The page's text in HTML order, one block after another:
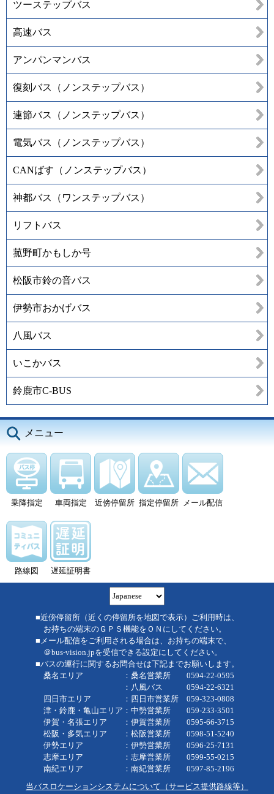
ツーステップバス
高速バス
アンパンマンバス
復刻バス（ノンステップバス）
連節バス（ノンステップバス）
電気バス（ノンステップバス）
CANばす（ノンステップバス）
神都バス（ワンステップバス）
リフトバス
菰野町かもしか号
松阪市鈴の音バス
伊勢市おかげバス
八風バス
いこかバス
鈴鹿市C-BUS
メニュー
乗降指定 車両指定 近傍停留所 指定停留所 メール配信
路線図 遅延証明書
■近傍停留所（近くの停留所を地図で表示）ご利用時は、
お持ちの端末のＧＰＳ機能をＯＮにしてください。
■メール配信をご利用される場合は、お持ちの端末で、
＠bus-vision.jpを受信できる設定にしてください。
■バスの運行に関するお問合せは下記までお願いします。
桑名エリア ：桑名営業所 0594-22-0595
：八風バス 0594-22-6321
四日市エリア ：四日市営業所 059-323-0808
津・鈴鹿・亀山エリア：中勢営業所 059-233-3501
伊賀・名張エリア ：伊賀営業所 0595-66-3715
松阪・多気エリア ：松阪営業所 0598-51-5240
伊勢エリア ：伊勢営業所 0596-25-7131
志摩エリア ：志摩営業所 0599-55-0215
南紀エリア ：南紀営業所 0597-85-2196
当バスロケーションシステムについて（サービス提供路線等）